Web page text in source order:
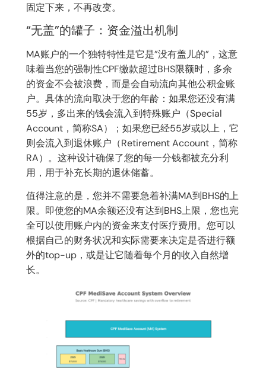
固定下来，不再改变。
“无盖”的罐子：资金溢出机制
MA账户的一个独特特性是它是”没有盖儿的”，这意
味着当您的强制性CPF缴款超过BHS限额时，多余
的资金不会被浪费，而是会自动流向其他公积金账
户。具体的流向取决于您的年龄：如果您还没有满
55岁，多出来的钱会流入到特殊账户（Special
Account，简称SA）；如果您已经55岁或以上，它
则会流入到退休账户（Retirement Account，简称
RA）。这种设计确保了您的每一分钱都被充分利
用，用于补充长期的退休储蓄。
值得注意的是，您并不需要急着补满MA到BHS的上
限。即使您的MA余额还没有达到BHS上限，您也完
全可以使用账户内的资金来支付医疗费用。您可以
根据自己的财务状况和实际需要来决定是否进行额
外的top-up，或是让它随着每个月的收入自然增
长。